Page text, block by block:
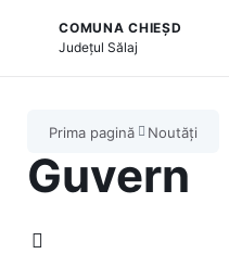
COMUNA CHIEȘD
JudețulSălaj
Prima pagină Noutăți
Guvern